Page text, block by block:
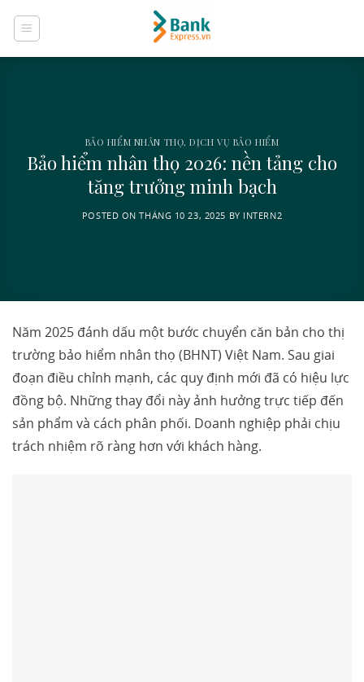
BẢO HIỂM NHÂN THỌ,DỊCH VỤ BẢO HIỂM
Bảo hiểm nhân thọ 2026: nền tảng cho
tăng trưởng minh bạch
POSTED ONTHÁNG 10 23, 2025 BY INTERN2
Năm 2025 đánh dấu một bước chuyển căn bản cho thị
trường bảo hiểm nhân thọ (BHNT) Việt Nam. Sau giai
đoạn điều chỉnh mạnh, các quy định mới đã có hiệu lực
đồng bộ. Những thay đổi này ảnh hưởng trực tiếp đến
sản phẩm và cách phân phối. Doanh nghiệp phải chịu
trách nhiệm rõ ràng hơn với khách hàng.